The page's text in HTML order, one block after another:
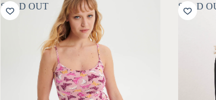
SOLD OUT SOLD